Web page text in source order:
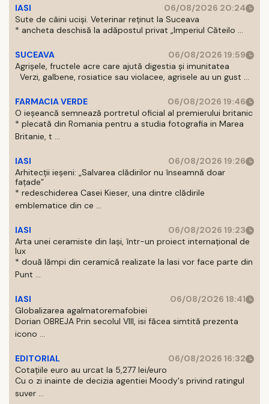
IASI
06/08/2026 20:24
Sute de câini uciși. Veterinar reținut la Suceava
* ancheta deschisă la adăpostul privat „Imperiul Căteilo ...
SUCEAVA
06/08/2026 19:59
Agrișele, fructele acre care ajută digestia și imunitatea
Verzi, galbene, rosiatice sau violacee, agrisele au un gust ...
FARMACIA VERDE
06/08/2026 19:46
O ieșeancă semnează portretul oficial al premierului britanic
* plecată din Romania pentru a studia fotografia in Marea
Britanie, t ...
IASI
06/08/2026 19:26
Arhitecții ieșeni: „Salvarea clădirilor nu înseamnă doar
fațade”
* redeschiderea Casei Kieser, una dintre clădirile
emblematice din ce ...
IASI
06/08/2026 19:23
Arta unei ceramiste din Iași, într-un proiect internațional de
lux
* două lămpi din ceramică realizate la Iasi vor face parte din
Punt ...
IASI
06/08/2026 18:41
Globalizarea agalmatoremafobiei
Dorian OBREJA Prin secolul VIII, isi făcea simtită prezenta
icono ...
EDITORIAL
06/08/2026 16:32
Cotațiile euro au urcat la 5,277 lei/euro
Cu o zi inainte de decizia agentiei Moody's privind ratingul
suver ...